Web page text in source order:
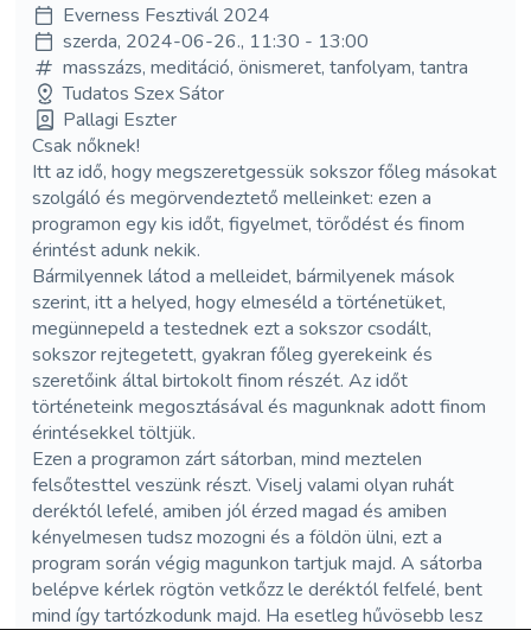
Everness Fesztivál 2024
szerda, 2024-06-26., 11:30 - 13:00
masszázs, meditáció, önismeret, tanfolyam, tantra
Tudatos Szex Sátor
Pallagi Eszter
Csak nőknek!
Itt az idő, hogy megszeretgessük sokszor főleg másokat
szolgáló és megörvendeztető melleinket: ezen a
programon egy kis időt, figyelmet, törődést és finom
érintést adunk nekik.
Bármilyennek látod a melleidet, bármilyenek mások
szerint, itt a helyed, hogy elmeséld a történetüket,
megünnepeld a testednek ezt a sokszor csodált,
sokszor rejtegetett, gyakran főleg gyerekeink és
szeretőink által birtokolt finom részét. Az időt
történeteink megosztásával és magunknak adott finom
érintésekkel töltjük.
Ezen a programon zárt sátorban, mind meztelen
felsőtesttel veszünk részt. Viselj valami olyan ruhát
deréktól lefelé, amiben jól érzed magad és amiben
kényelmesen tudsz mozogni és a földön ülni, ezt a
program során végig magunkon tartjuk majd. A sátorba
belépve kérlek rögtön vetkőzz le deréktól felfelé, bent
mind így tartózkodunk majd. Ha esetleg hűvösebb lesz